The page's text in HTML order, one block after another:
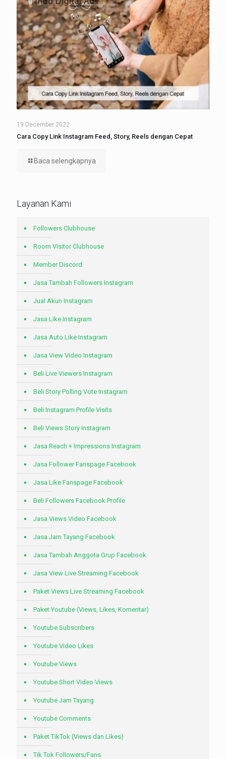
19 December 2022
Cara Copy Link Instagram Feed, Story, Reels dengan Cepat
Baca selengkapnya
Layanan Kami
Followers Clubhouse
Room Visitor Clubhouse
Member Discord
Jasa Tambah Followers Instagram
Jual Akun Instagram
Jasa Like Instagram
Jasa Auto Like Instagram
Jasa View Video Instagram
Beli Live Viewers Instagram
Beli Story Polling Vote Instagram
Beli Instagram Profile Visits
Beli Views Story Instagram
Jasa Reach + Impressions Instagram
Jasa Follower Fanspage Facebook
Jasa Like Fanspage Facebook
Beli Followers Facebook Profile
Jasa Views Video Facebook
Jasa Jam Tayang Facebook
Jasa Tambah Anggota Grup Facebook
Jasa View Live Streaming Facebook
Paket Views Live Streaming Facebook
Paket Youtube (Views, Likes, Komentar)
Youtube Subscribers
Youtube Video Likes
Youtube Views
Youtube Short Video Views
Youtube Jam Tayang
Youtube Comments
Paket TikTok (Views dan Likes)
Tik Tok Followers/Fans